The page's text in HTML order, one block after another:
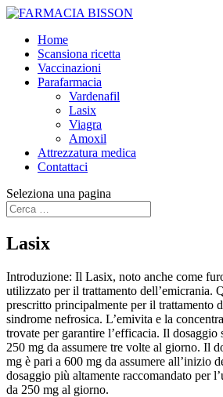
Home
Scansiona ricetta
Vaccinazioni
Parafarmacia
Vardenafil
Lasix
Viagra
Amoxil
Attrezzatura medica
Contattaci
Seleziona una pagina
Lasix
Introduzione: Il Lasix, noto anche come
utilizzato per il trattamento dell’emicrania.
prescritto principalmente per il trattamento
sindrome nefrosica. L’emivita e la
trovate per garantire l’efficacia. Il dosaggio
250 mg da assumere tre volte al giorno. Il
mg è pari a 600 mg da assumere all’inizio
dosaggio più altamente raccomandato per
da 250 mg al giorno.